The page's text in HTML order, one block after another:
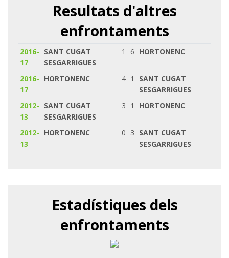
Resultats d'altres
enfrontaments
2016-
17
SANT CUGAT
SESGARRIGUES
1 6 HORTONENC
2016-
17
HORTONENC 4 1
SANT CUGAT
SESGARRIGUES
2012-
13
SANT CUGAT
SESGARRIGUES
3 1 HORTONENC
2012-
13
HORTONENC 0 3 SANT CUGAT
SESGARRIGUES
Estadístiques dels
enfrontaments